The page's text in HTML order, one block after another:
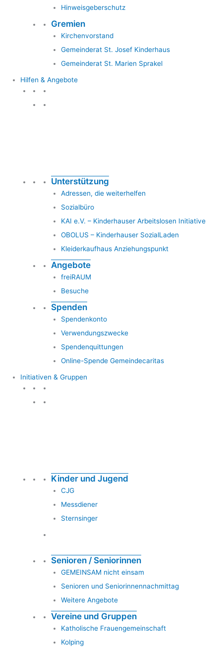
Hinweisgeberschutz
Gremien
Kirchenvorstand
Gemeinderat St. Josef Kinderhaus
Gemeinderat St. Marien Sprakel
Hilfen & Angebote
Unterstützung
Adressen, die weiterhelfen
Sozialbüro
KAI e.V. – Kinderhauser Arbeitslosen Initiative
OBOLUS – Kinderhauser SozialLaden
Kleiderkaufhaus Anziehungspunkt
Angebote
freiRAUM
Besuche
Spenden
Spendenkonto
Verwendungszwecke
Spendenquittungen
Online-Spende Gemeindecaritas
Initiativen & Gruppen
Kinder und Jugend
CJG
Messdiener
Sternsinger
Senioren / Seniorinnen
GEMEINSAM nicht einsam
Senioren und Seniorinnennachmittag
Weitere Angebote
Vereine und Gruppen
Katholische Frauengemeinschaft
Kolping